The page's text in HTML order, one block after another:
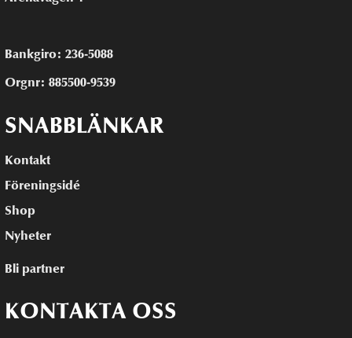
Bankgiro: 236-5088
Orgnr: 885500-9539
SNABBLÄNKAR
Kontakt
Föreningsidé
Shop
Nyheter
Bli partner
KONTAKTA OSS